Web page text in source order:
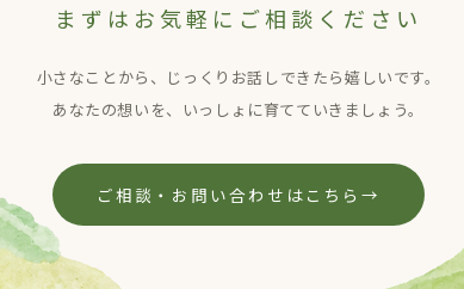
まずはお気軽にご相談ください
小さなことから、じっくりお話しできたら嬉しいです。
あなたの想いを、いっしょに育てていきましょう。
ご相談・お問い合わせはこちら→